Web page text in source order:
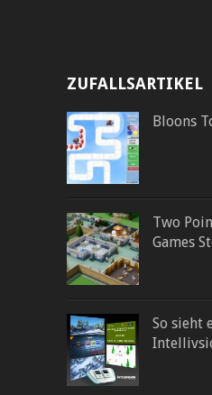
ZUFALLSARTIKEL
Bloons
Two
Games
So sieht